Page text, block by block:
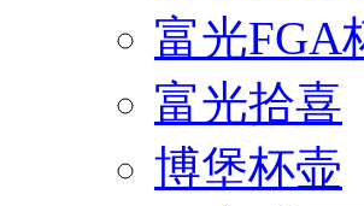
富光FGA
富光拾喜
博堡杯壶